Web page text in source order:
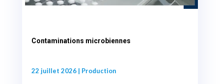
Contaminations microbiennes
22 juillet 2026| Production